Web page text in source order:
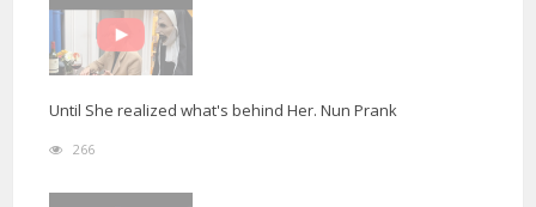
Until She realized what's behind Her. Nun Prank
266